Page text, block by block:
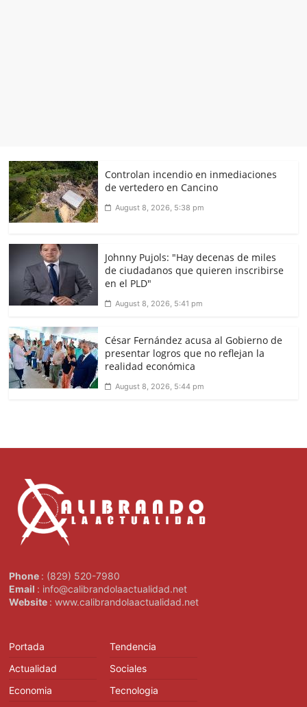
Controlan incendio en inmediaciones
de vertedero en Cancino
August 8, 2026, 5:38 pm
Johnny Pujols: "Hay decenas de miles
de ciudadanos que quieren inscribirse
en el PLD"
August 8, 2026, 5:41 pm
César Fernández acusa al Gobierno de
presentar logros que no reflejan la
realidad económica
August 8, 2026, 5:44 pm
Phone : (829) 520-7980
Email : info@calibrandolaactualidad.net
Website : www.calibrandolaactualidad.net
Portada
Actualidad
Economia
Tendencia
Sociales
Tecnologia